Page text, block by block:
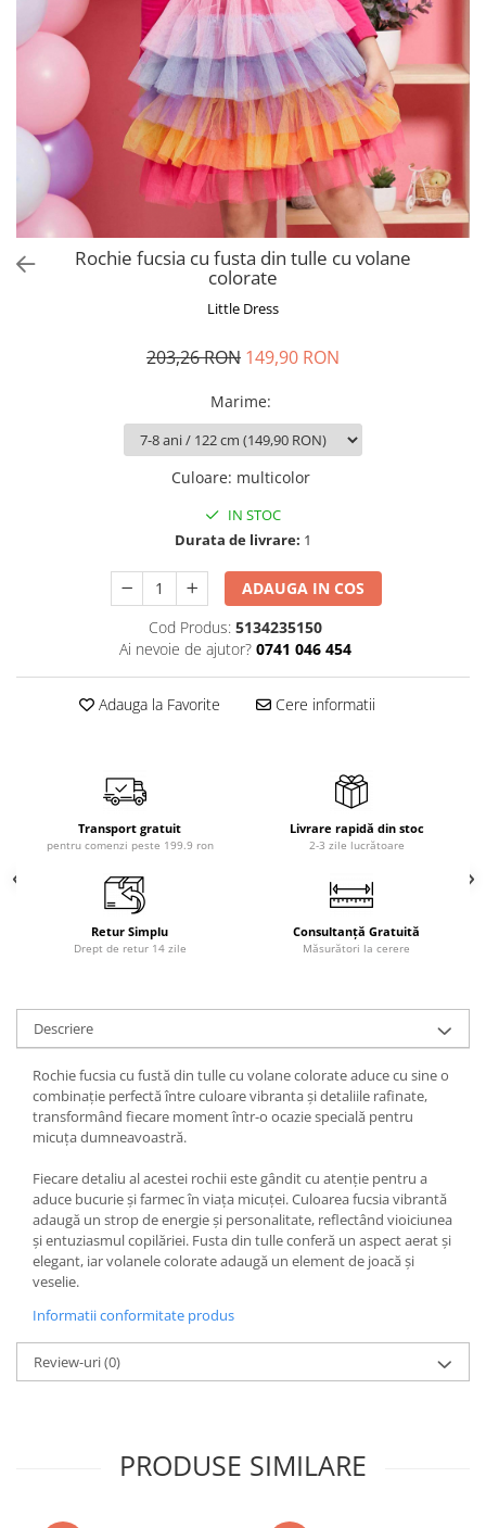
Rochie fucsia cu fusta din tulle cu volane
colorate
Little Dress
203,26 RON 149,90 RON
Marime:
Culoare: multicolor
IN STOC
Durata de livrare: 1
ADAUGA IN COS
Cod Produs: 5134235150
Ai nevoie de ajutor? 0741 046 454
Adauga la Favorite Cere informatii
Transport gratuit
pentru comenzi peste 199.9 ron
Livrare rapidă din stoc
2-3 zile lucrătoare
Retur Simplu
Drept de retur 14 zile
Consultanță Gratuită
Măsurători la cerere
Descriere
Rochie fucsia cu fustă din tulle cu volane colorate aduce cu sine o
combinație perfectă între culoare vibranta și detaliile rafinate,
transformând fiecare moment într-o ocazie specială pentru
micuța dumneavoastră.
Fiecare detaliu al acestei rochii este gândit cu atenție pentru a
aduce bucurie și farmec în viața micuței. Culoarea fucsia vibrantă
adaugă un strop de energie și personalitate, reflectând vioiciunea
și entuziasmul copilăriei. Fusta din tulle conferă un aspect aerat și
elegant, iar volanele colorate adaugă un element de joacă și
veselie.
Informatii conformitate produs
Review-uri(0)
PRODUSE SIMILARE